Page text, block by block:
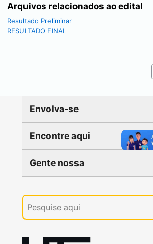
Arquivos relacionados ao edital
Resultado Preliminar
RESULTADO FINAL
Envolva-se
Encontre aqui
Gente nossa